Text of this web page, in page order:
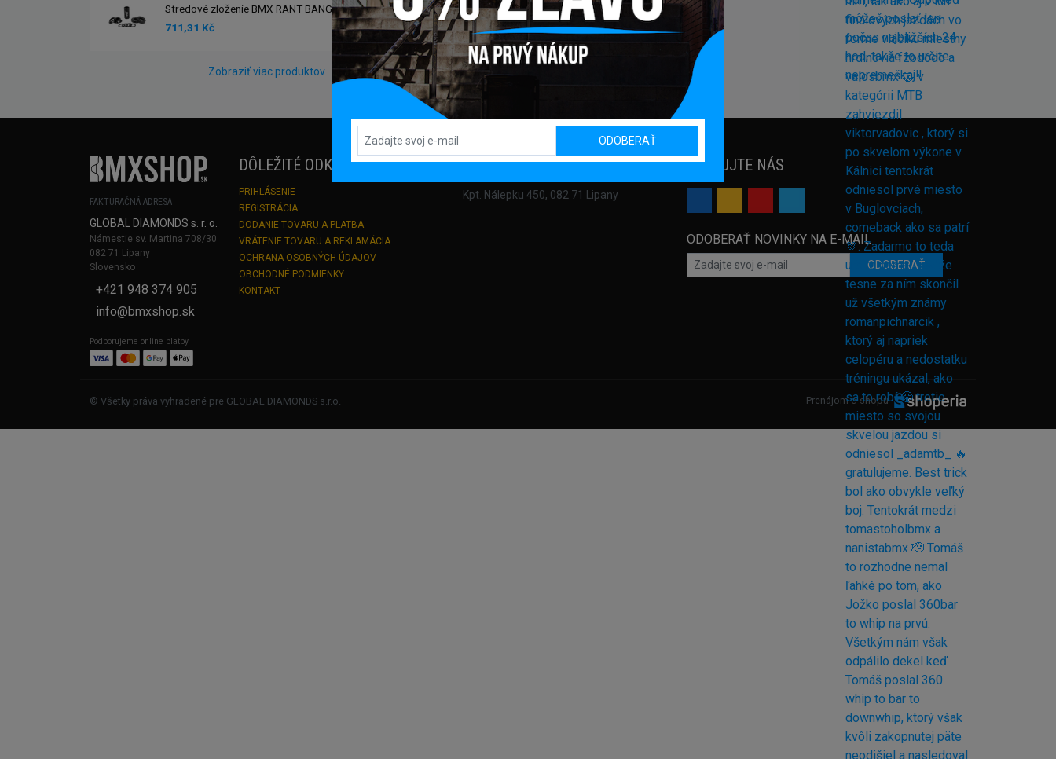
Stredové zloženie BMX RANT BANG UR SPANISH BB
711,31 Kč
Zobraziť viac produktov
FAKTURAČNÁ ADRESA
GLOBAL DIAMONDS s. r. o.
Námestie sv. Martina 708/30
082 71 Lipany
Slovensko
+421 948 374 905
info@bmxshop.sk
Podporujeme online platby
DÔLEŽITÉ ODKAZY
PRIHLÁSENIE
REGISTRÁCIA
DODANIE TOVARU A PLATBA
VRÁTENIE TOVARU A REKLAMÁCIA
OCHRANA OSOBNÝCH ÚDAJOV
OBCHODNÉ PODMIENKY
KONTAKT
PREDAJŇA / SHOWROOM
Kpt. Nálepku 450, 082 71 Lipany
SLEDUJTE NÁS
ODOBERAŤ NOVINKY NA E-MAIL
ODOBERAŤ
© Všetky práva vyhradené pre GLOBAL DIAMONDS s.r.o. Prenájom e-shopu
ODOBERAŤ